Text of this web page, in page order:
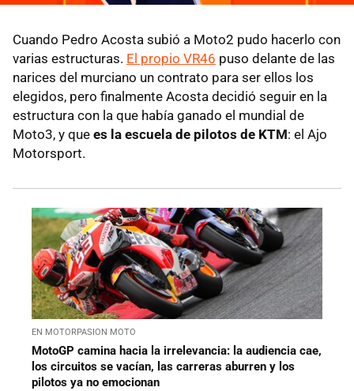
Cuando Pedro Acosta subió a Moto2 pudo hacerlo con
varias estructuras. El propio VR46 puso delante de las
narices del murciano un contrato para ser ellos los
elegidos, pero finalmente Acosta decidió seguir en la
estructura con la que había ganado el mundial de
Moto3, y que es la escuela de pilotos de KTM: el Ajo
Motorsport.
EN MOTORPASION MOTO
MotoGP camina hacia la irrelevancia: la audiencia cae,
los circuitos se vacían, las carreras aburren y los
pilotos ya no emocionan